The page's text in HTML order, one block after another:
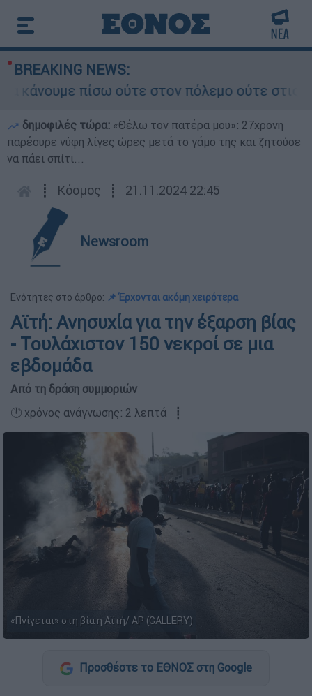
BREAKING NEWS:
πίσω ούτε στον πόλεμο ούτε στις
δημοφιλές τώρα: «Θέλω τον πατέρα μου»: 27χρονη
παρέσυρε νύφη λίγες ώρες μετά το γάμο της και ζητούσε
να πάει σπίτι...
┋ Κόσμος ┋ 21.11.2024 22:45
Newsroom
Ενότητες στο άρθρο: 📌 Έρχονται ακόμη χειρότερα
Αϊτή: Ανησυχία για την έξαρση βίας
- Τουλάχιστον 150 νεκροί σε μια
εβδομάδα
Από τη δράση συμμοριών
🕛 χρόνος ανάγνωσης: 2 λεπτά ┋
«Πνίγεται» στη βία η Αϊτή/ ΑP (GALLERY)
Προσθέστε το ΕΘΝΟΣ στη Google